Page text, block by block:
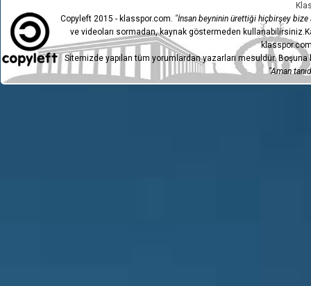
BELEDİYE SPOR
4
KARBEL KARAKÖPRÜ
BELEDİYE SPOR
3
HACETTEPE 1945 SPOR
KULÜBÜ
2
KARBEL KARAKÖPRÜ
Copyleft 2015 - klasspor.com. "İnsan beyninin ürettiği hiçbirşey bize
ve videoları sormadan, kaynak göstermeden
Sitemizde yapılan tüm yorumlardan yazarları mesuldür.
"Aman